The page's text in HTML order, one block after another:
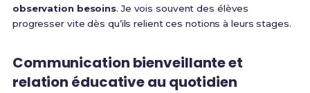
observation besoins. Je vois souvent des élèves
progresser vite dès qu’ils relient ces notions à leurs stages.
Communication bienveillante et
relation éducative au quotidien